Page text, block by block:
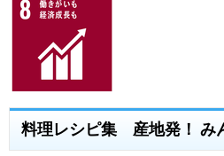
料理レシピ集 産地発！ み